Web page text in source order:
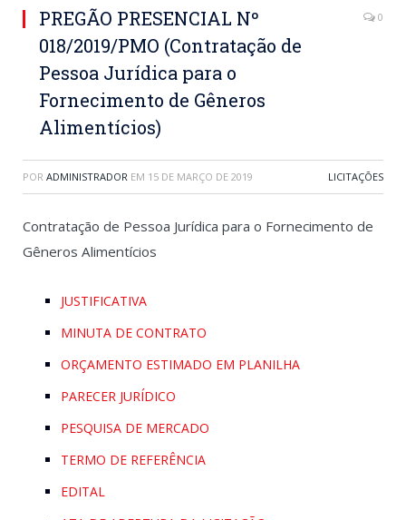
PREGÃO PRESENCIAL Nº
018/2019/PMO (Contratação de
Pessoa Jurídica para o
Fornecimento de Gêneros
Alimentícios)
0
POR ADMINISTRADOR EM 15 DE MARÇO DE 2019 LICITAÇÕES
Contratação de Pessoa Jurídica para o Fornecimento de
Gêneros Alimentícios
JUSTIFICATIVA
MINUTA DE CONTRATO
ORÇAMENTO ESTIMADO EM PLANILHA
PARECER JURÍDICO
PESQUISA DE MERCADO
TERMO DE REFERÊNCIA
EDITAL